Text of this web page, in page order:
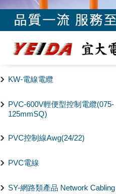
KW-電線電纜
PVC-600V輕便型控制電纜(075-
125mmSQ)
PVC控制線Awg(24/22)
PVC電線
SY-網路類產品 Network Cabling